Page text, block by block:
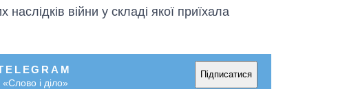
війни у складі якої приїхала
і діло»
Підписатися